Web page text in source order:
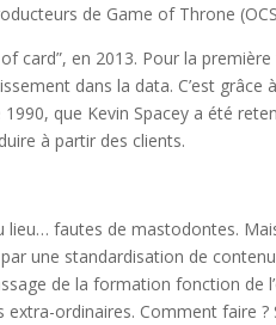
de Game of Throne
card”, en 2013. Pour la
dans la data. C’est grâce
que Kevin Spacey a été
à partir des clients.
lieu… fautes de mastodontes.
une standardisation de
de la formation fonction de
ordinaires. Comment faire ?